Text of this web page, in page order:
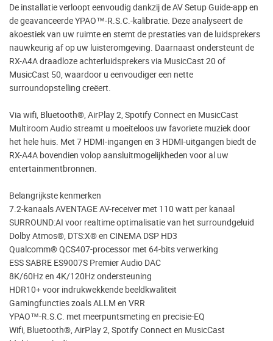
De installatie verloopt eenvoudig dankzij de AV Setup Guide-app en
de geavanceerde YPAO™-R.S.C.-kalibratie. Deze analyseert de
akoestiek van uw ruimte en stemt de prestaties van de luidsprekers
nauwkeurig af op uw luisteromgeving. Daarnaast ondersteunt de
RX-A4A draadloze achterluidsprekers via MusicCast 20 of
MusicCast 50, waardoor u eenvoudiger een nette
surroundopstelling creëert.
Via wifi, Bluetooth®, AirPlay 2, Spotify Connect en MusicCast
Multiroom Audio streamt u moeiteloos uw favoriete muziek door
het hele huis. Met 7 HDMI-ingangen en 3 HDMI-uitgangen biedt de
RX-A4A bovendien volop aansluitmogelijkheden voor al uw
entertainmentbronnen.
Belangrijkste kenmerken
7.2-kanaals AVENTAGE AV-receiver met 110 watt per kanaal
SURROUND:AI voor realtime optimalisatie van het surroundgeluid
Dolby Atmos®, DTS:X® en CINEMA DSP HD3
Qualcomm® QCS407-processor met 64-bits verwerking
ESS SABRE ES9007S Premier Audio DAC
8K/60Hz en 4K/120Hz ondersteuning
HDR10+ voor indrukwekkende beeldkwaliteit
Gamingfuncties zoals ALLM en VRR
YPAO™-R.S.C. met meerpuntsmeting en precisie-EQ
Wifi, Bluetooth®, AirPlay 2, Spotify Connect en MusicCast